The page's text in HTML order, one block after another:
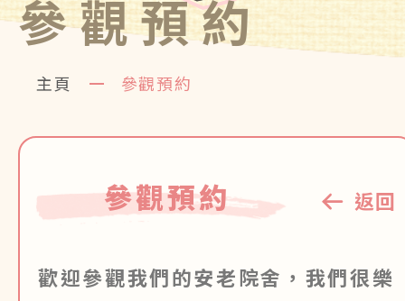
參觀預約
主頁 參觀預約
參觀預約 返回
歡迎參觀我們的安老院舍，我們很樂